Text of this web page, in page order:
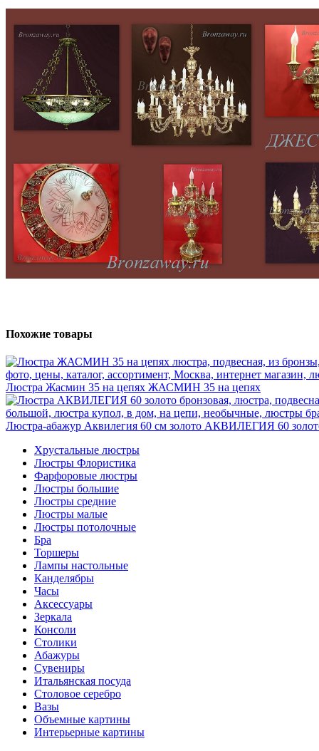
Похожие товары
Люстра Жасмин 35 на цепях ЖАСМИН 35 на цепях
Люстра-абажур Аквилегия 60 см золото АКВИЛЕГИЯ 60
Хрустальные люстры
Люстры Флористика
Фарфоровые люстры
Люстры большие
Люстры средние
Люстры малые
Люстры потолочные
Бра
Торшеры
Лампы настольные
Канделябры
Часы
Аксессуары
Зеркала
Консоли
Столики
Абажуры
Сувениры
Итальянская посуда
Столовое серебро
Вазы
Объемные картины
Интерьерные картины